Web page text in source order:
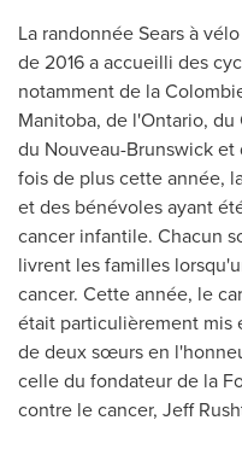
La randonnée Sears à
de 2016 a accueilli des
notamment de la
Manitoba, de l'Ontario, du
du Nouveau-Brunswick et
fois de plus cette année,
et des bénévoles ayant
cancer infantile. Chacun
livrent les familles
cancer. Cette année, le
était particulièrement mis
de deux sœurs en
celle du fondateur de la
contre le cancer, Jeff